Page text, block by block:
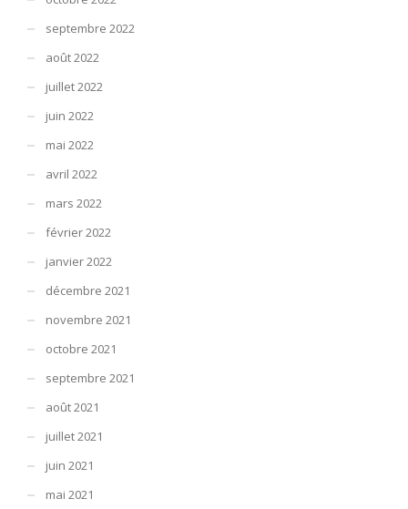
septembre 2022
août 2022
juillet 2022
juin 2022
mai 2022
avril 2022
mars 2022
février 2022
janvier 2022
décembre 2021
novembre 2021
octobre 2021
septembre 2021
août 2021
juillet 2021
juin 2021
mai 2021